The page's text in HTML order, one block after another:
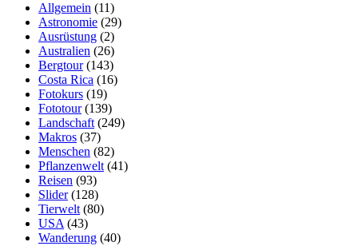
Allgemein (11)
Astronomie (29)
Ausrüstung (2)
Australien (26)
Bergtour(143)
Costa Rica (16)
Fotokurs (19)
Fototour(139)
Landschaft (249)
Makros (37)
Menschen (82)
Pflanzenwelt (41)
Reisen (93)
Slider(128)
Tierwelt (80)
USA (43)
Wanderung (40)